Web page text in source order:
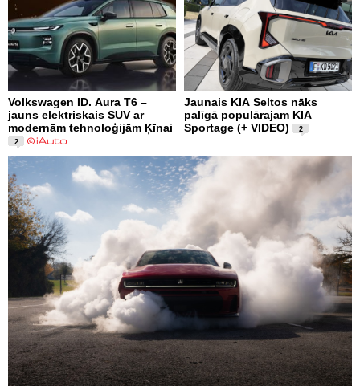
Volkswagen ID. Aura T6 –
jauns elektriskais SUV ar
modernām tehnoloģijām Ķīnai
2
Jaunais KIA Seltos nāks
palīgā populārajam KIA
Sportage (+ VIDEO)
2